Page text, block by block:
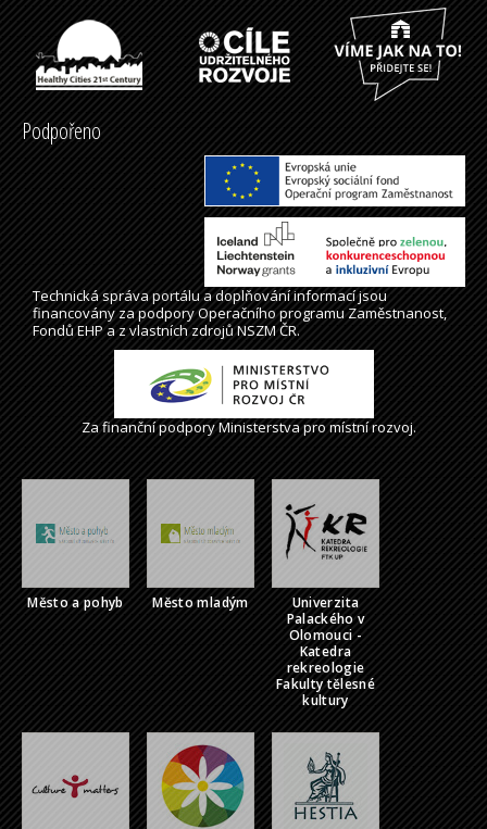
Podpořeno
Technická správaportálua doplňování informací jsou
financovány za podpory Operačního programu Zaměstnanost,
Fondů EHP a z vlastních zdrojů NSZM ČR.
Za finanční podpory Ministerstva pro místní rozvoj.
Město a pohyb Město mladým
Univerzita
Palackého v
Olomouci -
Katedra
rekreologie
Fakulty tělesné
kultury